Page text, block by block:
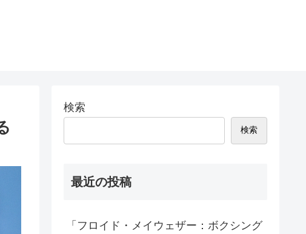
検索
検索
最近の投稿
「フロイド・メイウェザー：ボクシング